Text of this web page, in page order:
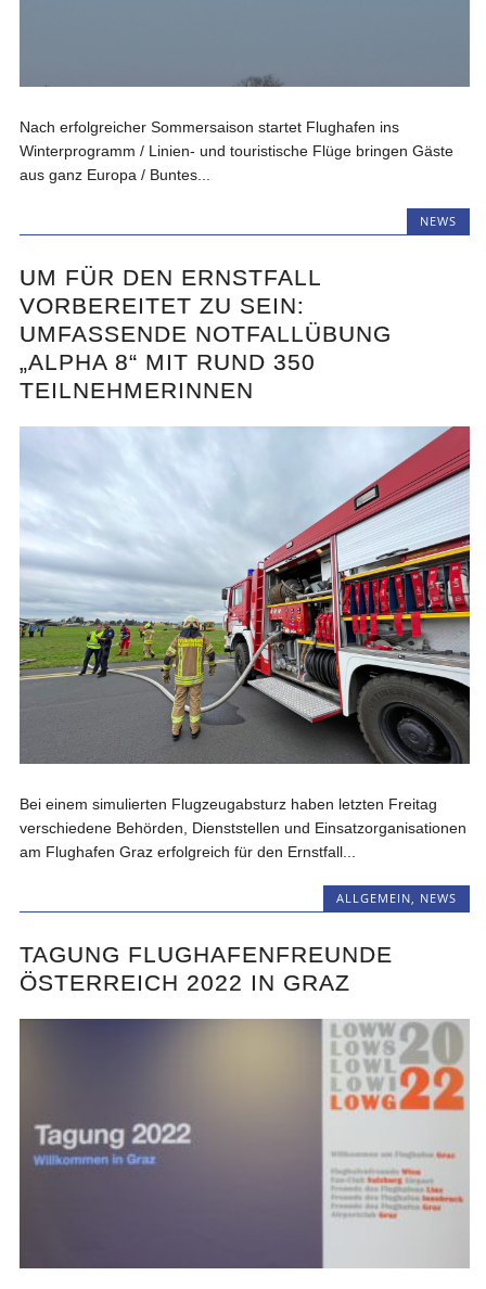
Nach erfolgreicher Sommersaison startet Flughafen ins
Winterprogramm / Linien- und touristische Flüge bringen Gäste
aus ganz Europa / Buntes...
NEWS
UM FÜR DEN ERNSTFALL
VORBEREITET ZU SEIN:
UMFASSENDE NOTFALLÜBUNG
„ALPHA 8“ MIT RUND 350
TEILNEHMERINNEN
Bei einem simulierten Flugzeugabsturz haben letzten Freitag
verschiedene Behörden, Dienststellen und Einsatzorganisationen
am Flughafen Graz erfolgreich für den Ernstfall...
ALLGEMEIN NEWS
TAGUNG FLUGHAFENFREUNDE
ÖSTERREICH 2022 IN GRAZ